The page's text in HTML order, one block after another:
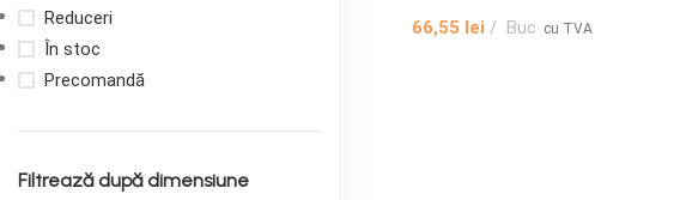
Reduceri
În stoc
Precomandă
Filtrează după dimensiune
66,55 lei Buc cu TVA